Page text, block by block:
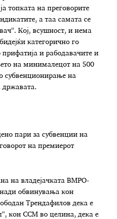
топката на преговорите
а таа самата се
Кој, всушност, и нема
категорично го
и рабодавачите и
на минималецот на 500
субвенционирање на
државата.
пари за субвенции на
на премиерот
на владејачката ВМРО-
обвинувања кон
Трендафилов дека е
кон ССМ во целина, дека е